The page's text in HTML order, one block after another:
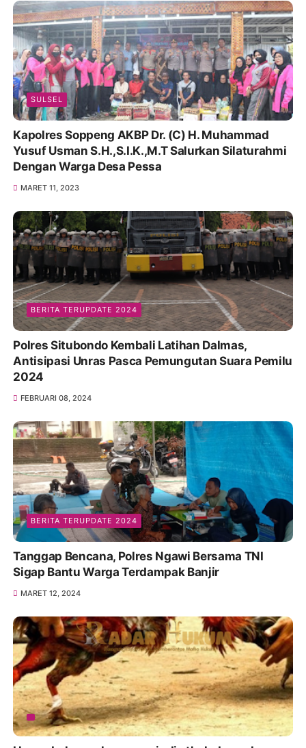
SULSEL
Kapolres Soppeng AKBP Dr. (C) H. Muhammad
Yusuf Usman S.H.,S.I.K.,M.T Salurkan Silaturahmi
Dengan Warga Desa Pessa
MARET 11, 2023
BERITA TERUPDATE 2024
Polres Situbondo Kembali Latihan Dalmas,
Antisipasi Unras Pasca Pemungutan Suara Pemilu
2024
FEBRUARI 08, 2024
BERITA TERUPDATE 2024
Tanggap Bencana, Polres Ngawi Bersama TNI
Sigap Bantu Warga Terdampak Banjir
MARET 12, 2024